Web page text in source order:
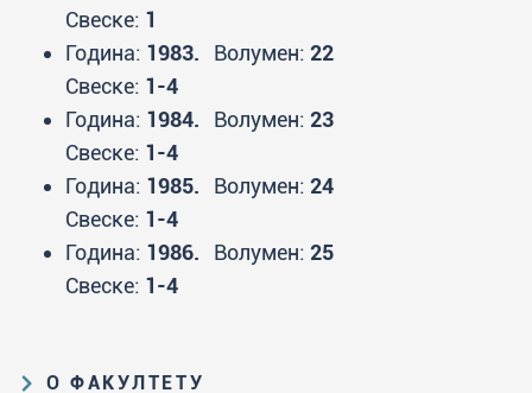
О ФАКУЛТЕТУ
Свеске: 1
Година: 1983. Волумен: 22
Свеске: 1-4
Година: 1984. Волумен: 23
Свеске: 1-4
Година: 1985. Волумен: 24
Свеске: 1-4
Година: 1986. Волумен: 25
Свеске: 1-4